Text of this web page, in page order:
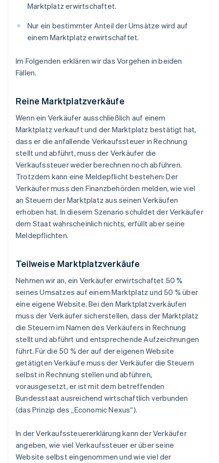
Marktplatz erwirtschaftet.
Nur ein bestimmter Anteil der Umsätze wird auf
einem Marktplatz erwirtschaftet.
Im Folgenden erklären wir das Vorgehen in beiden
Fällen.
Reine Marktplatzverkäufe
Wenn ein Verkäufer ausschließlich auf einem
Marktplatz verkauft und der Marktplatz bestätigt hat,
dass er die anfallende Verkaufssteuer in Rechnung
stellt und abführt, muss der Verkäufer die
Verkaufssteuer weder berechnen noch abführen.
Trotzdem kann eine Meldepflicht bestehen: Der
Verkäufer muss den Finanzbehörden melden, wie viel
an Steuern der Marktplatz aus seinen Verkäufen
erhoben hat. In diesem Szenario schuldet der Verkäufer
dem Staat wahrscheinlich nichts, erfüllt aber seine
Meldepflichten.
Teilweise Marktplatzverkäufe
Nehmen wir an, ein Verkäufer erwirtschaftet 50 %
seines Umsatzes auf einem Marktplatz und 50 % über
eine eigene Website. Bei den Marktplatzverkäufen
muss der Verkäufer sicherstellen, dass der Marktplatz
die Steuern im Namen des Verkäufers in Rechnung
stellt und abführt und entsprechende Aufzeichnungen
führt. Für die 50 % der auf der eigenen Website
getätigten Verkäufe muss der Verkäufer die Steuern
selbst in Rechnung stellen und abführen,
vorausgesetzt, er ist mit dem betreffenden
Bundesstaat ausreichend wirtschaftlich verbunden
(das Prinzip des „Economic Nexus“).
In der Verkaufssteuererklärung kann der Verkäufer
angeben, wie viel Verkaufssteuer er über seine
Website selbst eingenommen und wie viel der